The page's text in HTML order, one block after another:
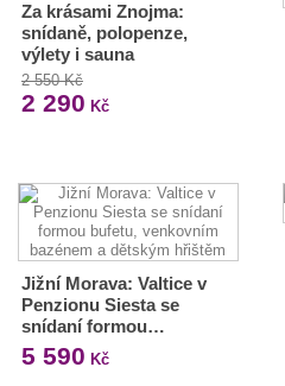
Za krásami Znojma:
snídaně, polopenze,
výlety i sauna
2 550 Kč
2 290 Kč
Jižní Morava: Valtice v
Penzionu Siesta se
snídaní formou…
5 590 Kč